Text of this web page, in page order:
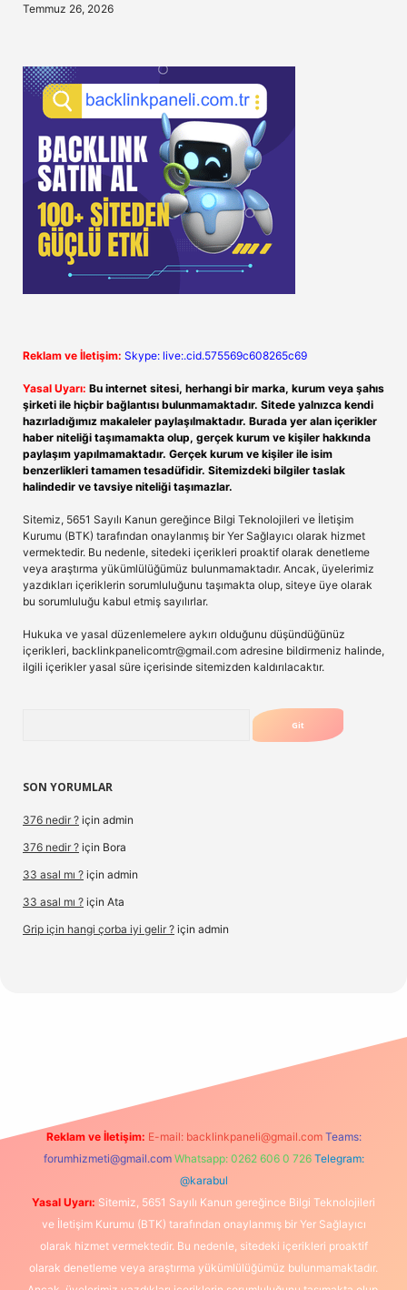
Temmuz 26, 2026
Reklam ve İletişim: Skype: live:.cid.575569c608265c69
Yasal Uyarı: Bu internet sitesi, herhangi bir marka, kurum veya şahıs
şirketi ile hiçbir bağlantısı bulunmamaktadır. Sitede yalnızca kendi
hazırladığımız makaleler paylaşılmaktadır. Burada yer alan içerikler
haber niteliği taşımamakta olup, gerçek kurum ve kişiler hakkında
paylaşım yapılmamaktadır. Gerçek kurum ve kişiler ile isim
benzerlikleri tamamen tesadüfidir. Sitemizdeki bilgiler taslak
halindedir ve tavsiye niteliği taşımazlar.
Sitemiz, 5651 Sayılı Kanun gereğince Bilgi Teknolojileri ve İletişim
Kurumu (BTK) tarafından onaylanmış bir Yer Sağlayıcı olarak hizmet
vermektedir. Bu nedenle, sitedeki içerikleri proaktif olarak denetleme
veya araştırma yükümlülüğümüz bulunmamaktadır. Ancak, üyelerimiz
yazdıkları içeriklerin sorumluluğunu taşımakta olup, siteye üye olarak
bu sorumluluğu kabul etmiş sayılırlar.
Hukuka ve yasal düzenlemelere aykırı olduğunu düşündüğünüz
içerikleri, backlinkpanelicomtr@gmail.com adresine bildirmeniz halinde,
ilgili içerikler yasal süre içerisinde sitemizden kaldırılacaktır.
SON YORUMLAR
376 nedir ? için admin
376 nedir ? için Bora
33 asal mı ? için admin
33 asal mı ? için Ata
Grip için hangi çorba iyi gelir ? için admin
Reklam ve İletişim: E-mail: backlinkpaneli@gmail.com Teams:
forumhizmeti@gmail.com Whatsapp: 0262 606 0 726 Telegram:
@karabul
Yasal Uyarı: Sitemiz, 5651 Sayılı Kanun gereğince Bilgi Teknolojileri
ve İletişim Kurumu (BTK) tarafından onaylanmış bir Yer Sağlayıcı
olarak hizmet vermektedir. Bu nedenle, sitedeki içerikleri proaktif
olarak denetleme veya araştırma yükümlülüğümüz bulunmamaktadır.